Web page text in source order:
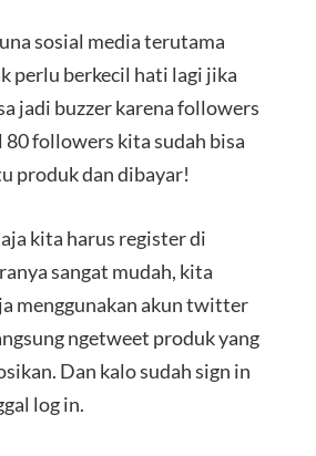
sosial media terutama
perlu berkecil hati lagi jika
jadi buzzer karena followers
followers kita sudah bisa
produk dan dibayar!
kita harus register di
sangat mudah, kita
menggunakan akun twitter
ngetweet produk yang
Dan kalo sudah sign in
log in.